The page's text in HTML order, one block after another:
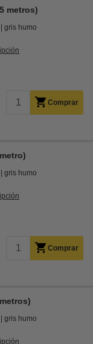
metros)
gris humo
Comprar
gris humo
Comprar
gris humo